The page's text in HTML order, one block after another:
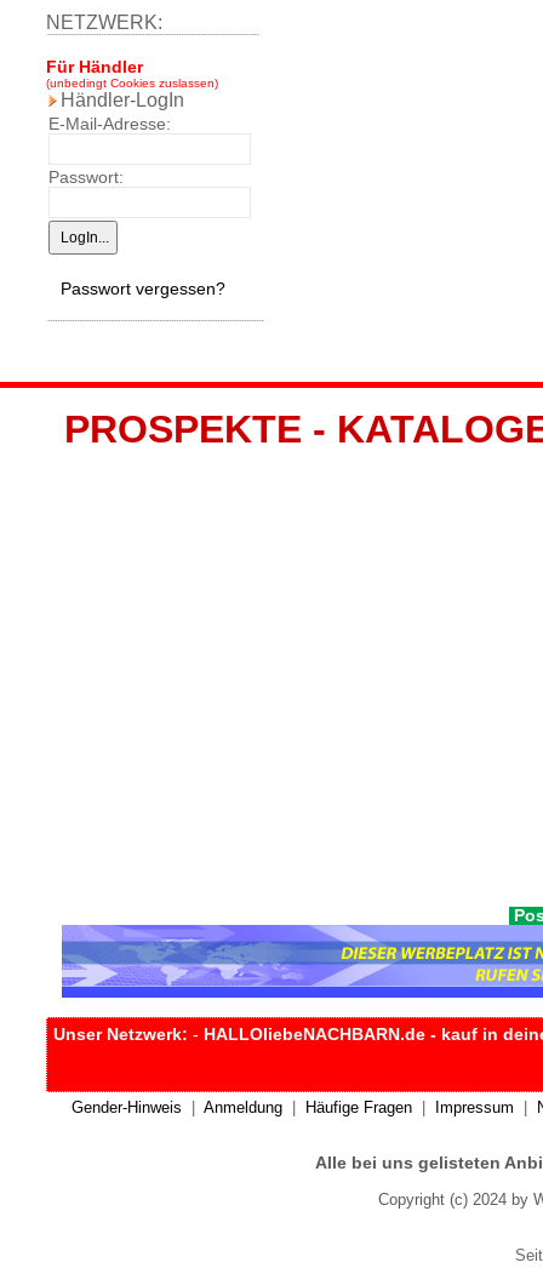
NETZWERK:
Für Händler
(unbedingt Cookies zuslassen)
Händler-LogIn
E-Mail-Adresse:
Passwort:
Passwort vergessen?
PROSPEKTE -
Unser Netzwerk: - HALLOliebeNACHBARN.de - kauf in
Gender-Hinweis Anmeldung| Häufige Fragen| Impressum
Alle bei uns gelisteten
Copyright (c) 2024 by